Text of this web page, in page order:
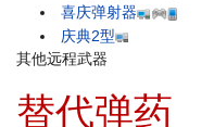
喜庆弹射器
庆典2型
其他远程武器
替代弹药